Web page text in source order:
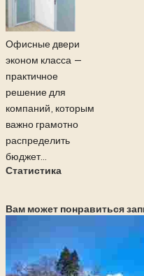
Офисные двери
эконом класса —
практичное
решение для
компаний, которым
важно грамотно
распределить
бюджет...
Статистика
Вам может понравиться